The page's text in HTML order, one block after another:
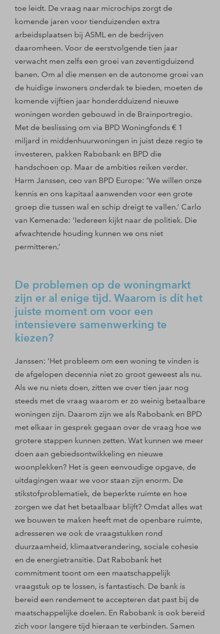
toe leidt. De vraag naar microchips zorgt de
komende jaren voor tienduizenden extra
arbeidsplaatsen bij ASML en de bedrijven
daaromheen. Voor de eerstvolgende tien jaar
verwacht men zelfs een groei van zeventigduizend
banen. Om al die mensen en de autonome groei van
de huidige inwoners onderdak te bieden, moeten de
komende vijftien jaar honderdduizend nieuwe
woningen worden gebouwd in de Brainportregio.
Met de beslissing om via BPD Woningfonds € 1
miljard in middenhuurwoningen in juist deze regio te
investeren, pakken Rabobank en BPD die
handschoen op. Maar de ambities reiken verder.
Harm Janssen, ceo van BPD Europe: ‘We willen onze
kennis en ons kapitaal aanwenden voor een grote
groep die tussen wal en schip dreigt te vallen.’ Carlo
van Kemenade: ‘Iedereen kijkt naar de politiek. Die
afwachtende houding kunnen we ons niet
permitteren.’
De problemen op de woningmarkt
zijn er al enige tijd. Waarom is dit het
juiste moment om voor een
intensievere samenwerking te
kiezen?
Janssen: ‘Het probleem om een woning te vinden is
de afgelopen decennia niet zo groot geweest als nu.
Als we nu niets doen, zitten we over tien jaar nog
steeds met de vraag waarom er zo weinig betaalbare
woningen zijn. Daarom zijn we als Rabobank en BPD
met elkaar in gesprek gegaan over de vraag hoe we
grotere stappen kunnen zetten. Wat kunnen we meer
doen aan gebiedsontwikkeling en nieuwe
woonplekken? Het is geen eenvoudige opgave, de
uitdagingen waar we voor staan zijn enorm. De
stikstofproblematiek, de beperkte ruimte en hoe
zorgen we dat het betaalbaar blijft? Omdat alles wat
we bouwen te maken heeft met de openbare ruimte,
adresseren we ook de vraagstukken rond
duurzaamheid, klimaatverandering, sociale cohesie
en de energietransitie. Dat Rabobank het
commitment toont om een maatschappelijk
vraagstuk op te lossen, is fantastisch. De bank is
bereid een rendement te accepteren dat past bij de
maatschappelijke doelen. En Rabobank is ook bereid
zich voor langere tijd hieraan te verbinden. Samen